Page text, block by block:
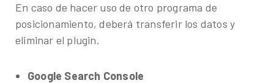
En caso de hacer uso de otro programa de
posicionamiento, deberá transferir los datos y
eliminar el plugin.
Google Search Console